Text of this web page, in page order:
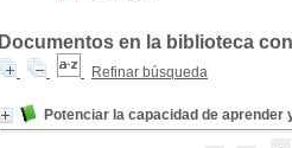
Documentos en la biblioteca
Refinar búsqueda
Potenciar la capacidad de aprender